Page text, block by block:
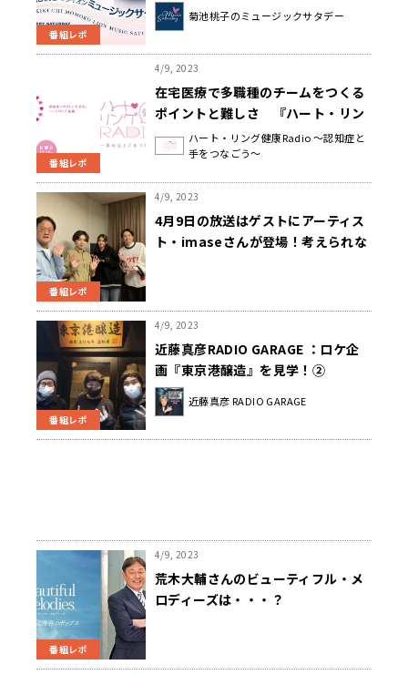
番組レポ
クション”をお送りしました！
菊池桃子のミュージックサタデー
番組レポ
4/9, 2023
在宅医療で多職種のチームをつくる
ポイントと難しさ 『ハート・リン
グ健康Radio～認知症と手をつなご
う〜 』
ハート・リング健康Radio ～認知症と
手をつなごう～
番組レポ
4/9, 2023
4月9日の放送はゲストにアーティス
ト・imaseさんが登場！考えられな
番組レポ
4/9, 2023
近藤真彦RADIO GARAGE ：ロケ企
画『東京港醸造』を見学！②
近藤真彦 RADIO GARAGE
番組レポ
4/9, 2023
荒木大輔さんのビューティフル・メ
ロディーズは・・・？